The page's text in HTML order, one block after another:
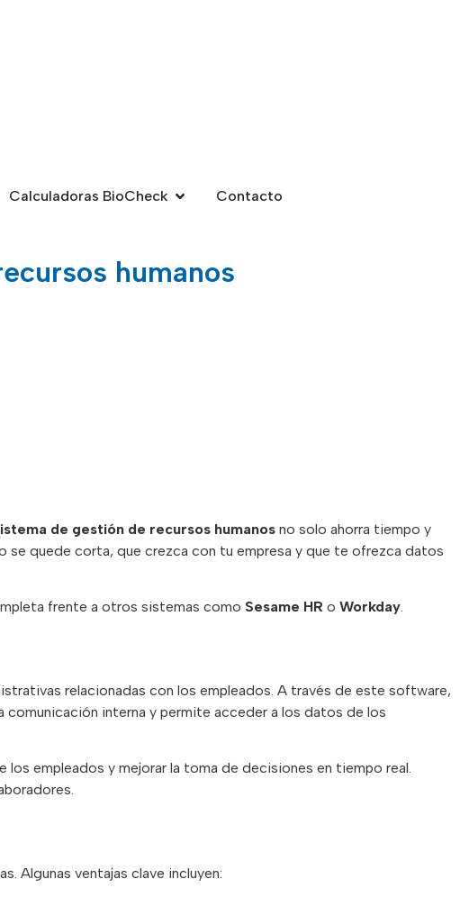
Calculadoras BioCheck Contacto
humanos
de gestión de recursos humanos no solo ahorra tiempo y
se quede corta, que crezca con tu empresa y que te ofrezca datos
frente a otros sistemas como Sesame HR o Workday.
relacionadas con los empleados. A través de este software,
interna y permite acceder a los datos de los
empleados y mejorar la toma de decisiones en tiempo real.
Algunas ventajas clave incluyen: